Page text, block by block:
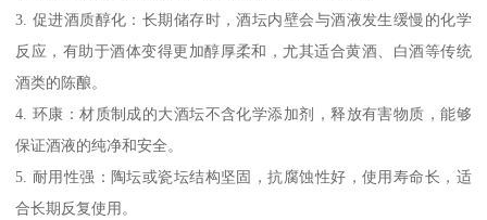
3. 促进酒质醇化：长期储存时，酒坛内壁会与酒液发生缓慢的化学
反应，有助于酒体变得更加醇厚柔和，尤其适合黄酒、白酒等传统
酒类的陈酿。
4. 环康：材质制成的大酒坛不含化学添加剂，释放有害物质，能够
保证酒液的纯净和安全。
5. 耐用性强：陶坛或瓷坛结构坚固，抗腐蚀性好，使用寿命长，适
合长期反复使用。